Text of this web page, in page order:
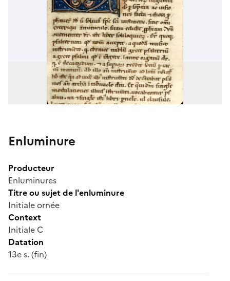
Enluminure
Producteur
Enluminures
Titre ou sujet de l'enluminure
Initiale ornée
Context
Initiale C
Datation
13e s. (fin)